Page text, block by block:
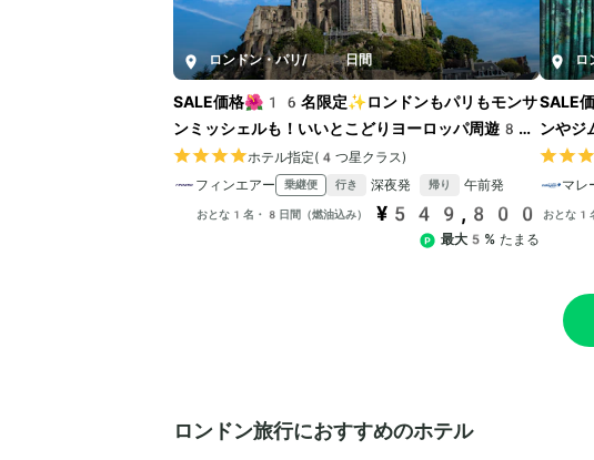
ロンドン・パリ/ 8日間
SALE価格🌺16名限定✨ロンドンもパリもモンサ
ンミッシェルも！いいとこどりヨーロッパ周遊8日
間
ホテル指定(4つ星クラス)
フィンエアー
乗継便 行き 深夜発 帰り 午前発
おとな1名・8日間（燃油込み） ¥549,800
最大5% たまる
ロ
SALE
ンやジ
テイ
マレ
おとな1
ロンドン旅行におすすめのホテル